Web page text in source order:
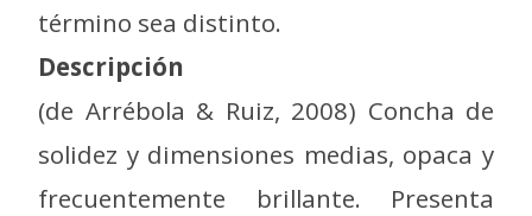
término sea distinto.
Descripción
(de Arrébola & Ruiz, 2008) Concha de
solidez y dimensiones medias, opaca y
frecuentemente brillante. Presenta